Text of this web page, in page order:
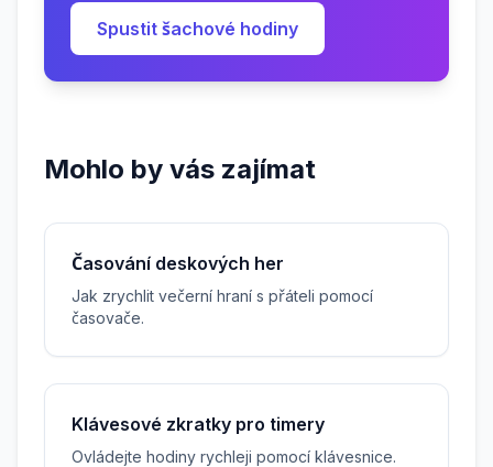
Spustit šachové hodiny
Mohlo by vás zajímat
Časování deskových her
Jak zrychlit večerní hraní s přáteli pomocí
časovače.
Klávesové zkratky pro timery
Ovládejte hodiny rychleji pomocí klávesnice.